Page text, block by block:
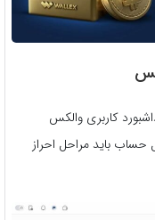
کاربری والکس
باید مراحل احراز